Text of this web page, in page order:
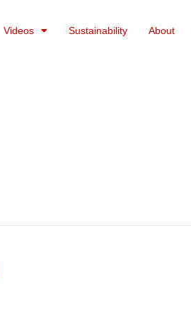
Videos Sustainability About